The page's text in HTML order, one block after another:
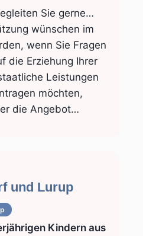
Sie gerne…
wünschen im
wenn Sie Fragen
die Erziehung Ihrer
Leistungen
möchten,
die Angebot…
und Lurup
Kindern aus